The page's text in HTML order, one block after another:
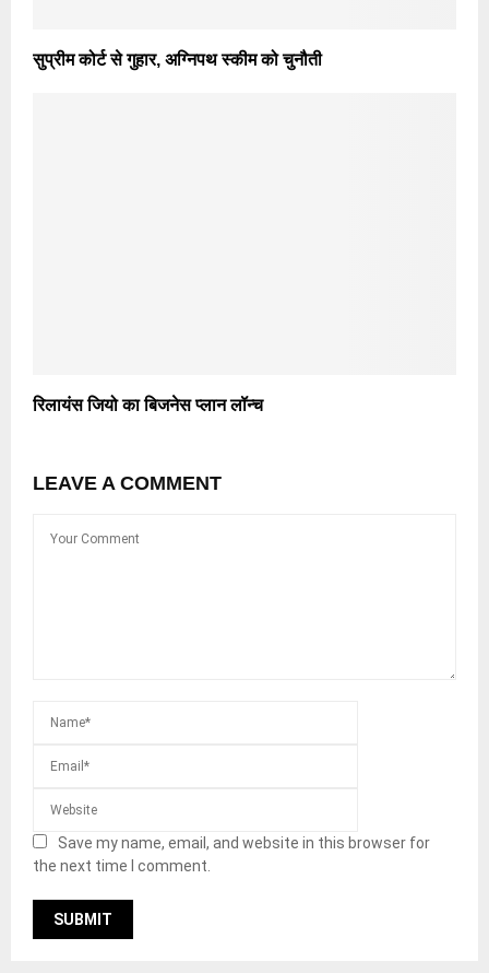
सुप्रीम कोर्ट से गुहार, अग्निपथ स्कीम को चुनौती
रिलायंस जियो का बिजनेस प्लान लॉन्च
LEAVE A COMMENT
Save my name, email, and website in this browser for
the next time I comment.